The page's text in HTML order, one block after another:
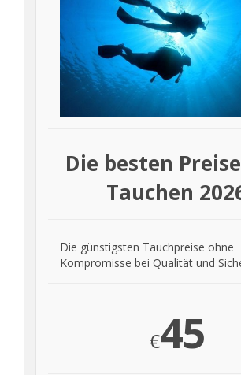
Die besten
Tauchen
Die günstigsten Tauchpreise ohne
Kompromisse bei Qualität und
€45